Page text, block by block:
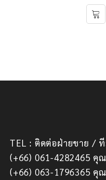
TEL : ติดต่อฝ่ายขาย /
(+66) 061-4282465 คุ
(+66) 063-1796365